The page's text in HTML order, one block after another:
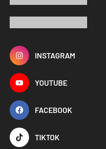
INSTAGRAM
YOUTUBE
FACEBOOK
TIKTOK